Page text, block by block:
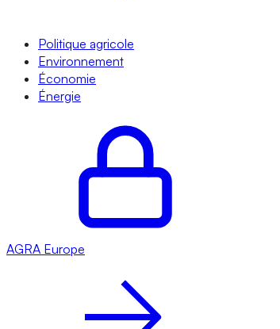
Politique agricole
Environnement
Économie
Énergie
AGRA Europe